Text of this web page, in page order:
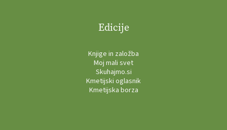
Edicije
Knjige in založba
Moj mali svet
Skuhajmo.si
Kmetijski oglasnik
Kmetijska borza